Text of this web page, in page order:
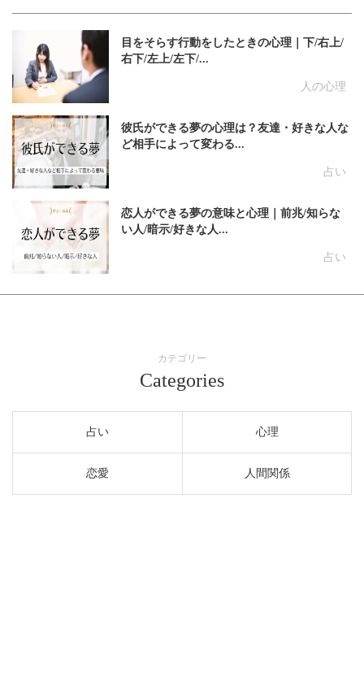
人の心理
目をそらす行動をしたときの心理｜下/右上/
右下/左上/左下/...
占い
彼氏ができる夢の心理は？友達・好きな人な
ど相手によって変わる...
占い
恋人ができる夢の意味と心理｜前兆/知らな
い人/暗示/好きな人...
カテゴリー
Categories
占い 心理
恋愛 人間関係